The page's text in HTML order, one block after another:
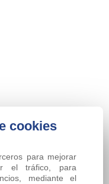
cookies
para mejorar
el tráfico, para
mediante el